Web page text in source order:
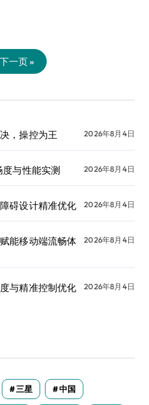
下一页 »
，操控为王 2026年8月4日
与性能实测 2026年8月4日
碍设计精准优化 2026年8月4日
能移动端流畅体
2026年8月4日
与精准控制优化
2026年8月4日
三星 中国